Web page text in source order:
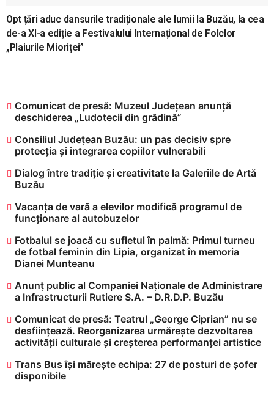
Opt țări aduc dansurile tradiționale ale lumii la Buzău, la cea
de-a XI-a ediție a Festivalului Internațional de Folclor
„Plaiurile Mioriței”
Comunicat de presă: Muzeul Județean anunță
deschiderea „Ludotecii din grădină”
Consiliul Județean Buzău: un pas decisiv spre
protecția și integrarea copiilor vulnerabili
Dialog între tradiție și creativitate la Galeriile de Artă
Buzău
Vacanța de vară a elevilor modifică programul de
funcționare al autobuzelor
​Fotbalul se joacă cu sufletul în palmă: Primul turneu
de fotbal feminin din Lipia, organizat în memoria
Dianei Munteanu
Anunț public al Companiei Naționale de Administrare
a Infrastructurii Rutiere S.A. – D.R.D.P. Buzău
Comunicat de presă: Teatrul „George Ciprian” nu se
desființează. Reorganizarea urmărește dezvoltarea
activității culturale și creșterea performanței artistice
Trans Bus își mărește echipa: 27 de posturi de șofer
disponibile